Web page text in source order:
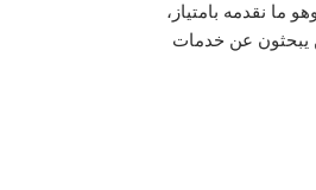
ما نقدمه بامتياز،
يبحثون عن خدمات